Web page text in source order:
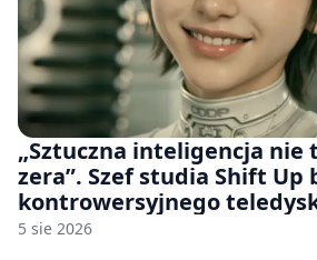
„Sztuczna inteligencja nie
zera”. Szef studia Shift Up
kontrowersyjnego
Stellar Blade: Blood Rain
5 sie 2026